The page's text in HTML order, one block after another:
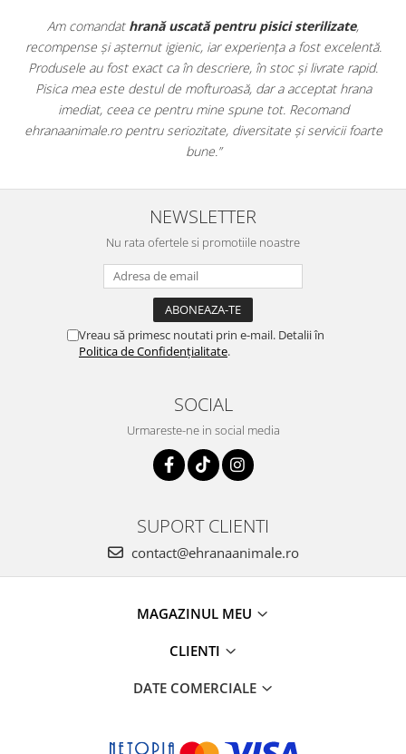
Apreciez foarte mult faptul că peehranaanimale.rogăsesc
doar hrană, ci și produse dinfarmacia veterinară:
antiparazitare, suplimente și soluții de îngrijire. Este foarte
comod să pot comanda tot ce am nevoie pentru animalul
dintr-un singur loc. Livrarea a fost rapidă, iar produsele au fost
originale și în termen. Magazin serios, bine organizat și foarte
pentru orice stăpân de animale.
NEWSLETTER
Nu rata ofertele si promotiile noastre
Vreau să primesc noutati prin e-mail. Detalii în
Politica de Confidențialitate.
SOCIAL
Urmareste-ne in social media
SUPORT CLIENTI
contact@ehranaanimale.ro
MAGAZINUL MEU
CLIENTI
DATE COMERCIALE